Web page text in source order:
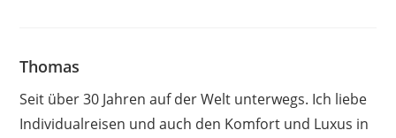
Thomas
Seit über 30 Jahren auf der Welt unterwegs. Ich liebe
Individualreisen und auch den Komfort und Luxus in